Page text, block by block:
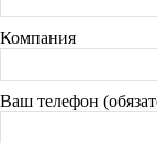
Компания
Ваш телефон